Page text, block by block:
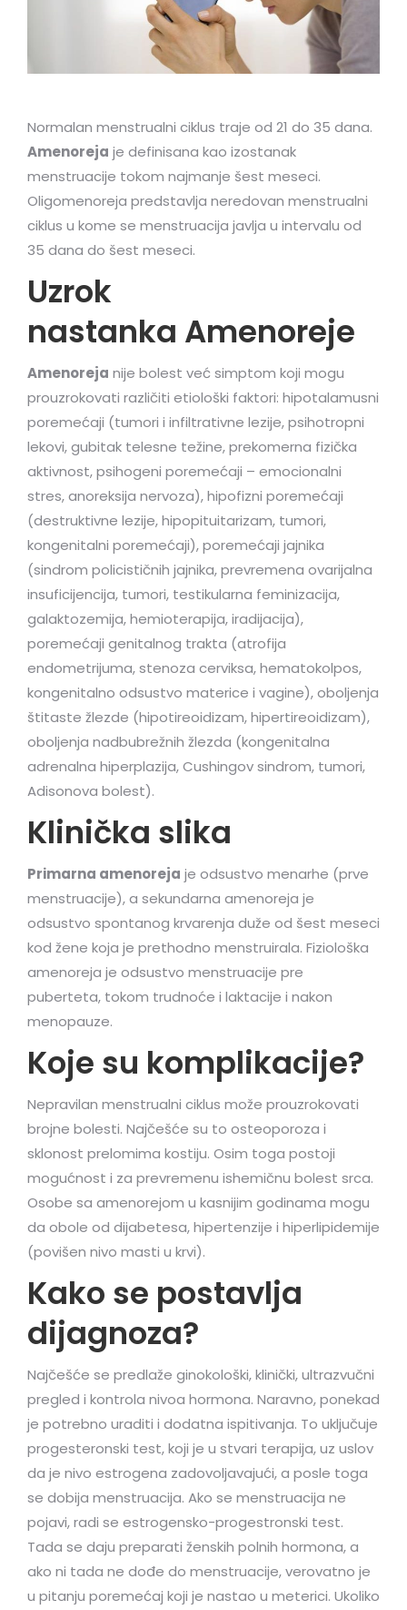
Normalan menstrualni ciklus traje od 21 do 35 dana.
Amenoreja je definisana kao izostanak
menstruacije tokom najmanje šest meseci.
Oligomenoreja predstavlja neredovan menstrualni
ciklus u kome se menstruacija javlja u intervalu od
35 dana do šest meseci.
Uzrok
nastanka Amenoreje
Amenoreja nije bolest već simptom koji mogu
prouzrokovati različiti etiološki faktori: hipotalamusni
poremećaji (tumori i infiltrativne lezije, psihotropni
lekovi, gubitak telesne težine, prekomerna fizička
aktivnost, psihogeni poremećaji – emocionalni
stres, anoreksija nervoza), hipofizni poremećaji
(destruktivne lezije, hipopituitarizam, tumori,
kongenitalni poremećaji), poremećaji jajnika
(sindrom policističnih jajnika, prevremena ovarijalna
insuficijencija, tumori, testikularna feminizacija,
galaktozemija, hemioterapija, iradijacija),
poremećaji genitalnog trakta (atrofija
endometrijuma, stenoza cerviksa, hematokolpos,
kongenitalno odsustvo materice i vagine), oboljenja
štitaste žlezde (hipotireoidizam, hipertireoidizam),
oboljenja nadbubrežnih žlezda (kongenitalna
adrenalna hiperplazija, Cushingov sindrom, tumori,
Adisonova bolest).
Klinička slika
Primarna amenoreja je odsustvo menarhe (prve
menstruacije), a sekundarna amenoreja je
odsustvo spontanog krvarenja duže od šest meseci
kod žene koja je prethodno menstruirala. Fiziološka
amenoreja je odsustvo menstruacije pre
puberteta, tokom trudnoće i laktacije i nakon
menopauze.
Koje su komplikacije?
Nepravilan menstrualni ciklus može prouzrokovati
brojne bolesti. Najčešće su to osteoporoza i
sklonost prelomima kostiju. Osim toga postoji
mogućnost i za prevremenu ishemičnu bolest srca.
Osobe sa amenorejom u kasnijim godinama mogu
da obole od dijabetesa, hipertenzije i hiperlipidemije
(povišen nivo masti u krvi).
Kako se postavlja
dijagnoza?
Najčešće se predlaže ginokološki, klinički, ultrazvučni
pregled i kontrola nivoa hormona. Naravno, ponekad
je potrebno uraditi i dodatna ispitivanja. To uključuje
progesteronski test, koji je u stvari terapija, uz uslov
da je nivo estrogena zadovoljavajući, a posle toga
se dobija menstruacija. Ako se menstruacija ne
pojavi, radi se estrogensko-progestronski test.
Tada se daju preparati ženskih polnih hormona, a
ako ni tada ne dođe do menstruacije, verovatno je
u pitanju poremećaj koji je nastao u meterici. Ukoliko